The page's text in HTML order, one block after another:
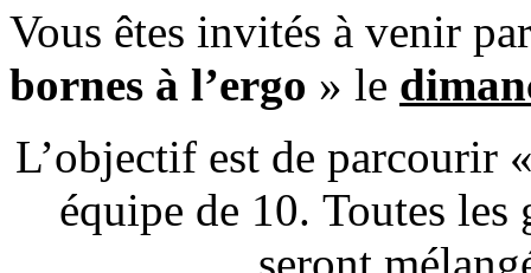
Vous êtes invités à venir
bornes à l’ergo » le
L’objectif est de parcourir
équipe de 10. Toutes
seront